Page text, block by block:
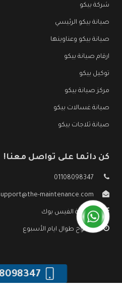
شركة بيكو
صيانة بيكو الرئيسي
صيانة بيكو وعناوينها
ارقام صيانة بيكو
توكيل بيكو
مركز صيانة بيكو
صيانة غسالات بيكو
صيانة ثلاجات بيكو
كن دائما على تواصل معنا!
01108098347
maintenance.com
صفحة الفيس بوك
مفتوح طوال ايام الأسبوع